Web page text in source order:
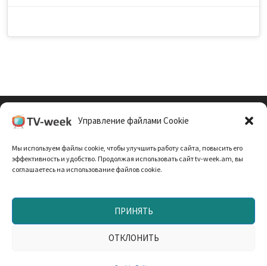
Управление файлами Cookie
Мы используем файлы cookie, чтобы улучшить работу сайта, повысить его
эффективность и удобство. Продолжая использовать сайт tv-week.am, вы
соглашаетесь на использование файлов cookie.
ПРИНЯТЬ
ОТКЛОНИТЬ
Политика Конфиденциальности
Запрещено использование материалов TV-неделя без
согласования с редакцией. При использовании